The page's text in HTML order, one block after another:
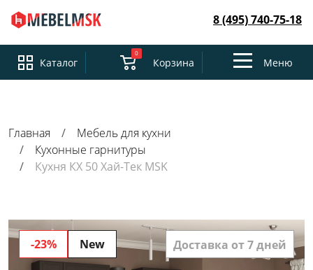
8 (495) 740-75-18
Каталог
0
Корзина
ToggleМеню
Главная
Мебель для кухни
Кухонные гарнитуры
Кухня КХ 50 Хай-Тек MSK
-23% New Доставка от 7 дней